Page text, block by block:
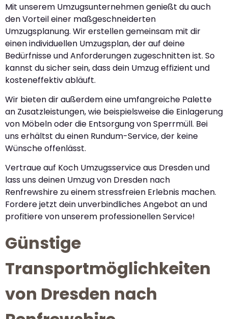
Mit unserem Umzugsunternehmen genießt du auch
den Vorteil einer maßgeschneiderten
Umzugsplanung. Wir erstellen gemeinsam mit dir
einen individuellen Umzugsplan, der auf deine
Bedürfnisse und Anforderungen zugeschnitten ist. So
kannst du sicher sein, dass dein Umzug effizient und
kosteneffektiv abläuft.
Wir bieten dir außerdem eine umfangreiche Palette
an Zusatzleistungen, wie beispielsweise die Einlagerung
von Möbeln oder die Entsorgung von Sperrmüll. Bei
uns erhältst du einen Rundum-Service, der keine
Wünsche offenlässt.
Vertraue auf Koch Umzugsservice aus Dresden und
lass uns deinen Umzug von Dresden nach
Renfrewshire zu einem stressfreien Erlebnis machen.
Fordere jetzt dein unverbindliches Angebot an und
profitiere von unserem professionellen Service!
Günstige
Transportmöglichkeiten
von Dresden nach